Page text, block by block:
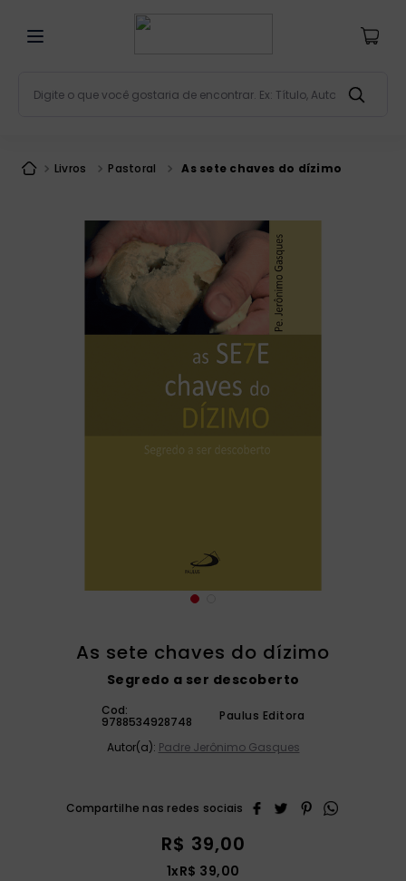
Livros Pastoral As sete chaves do dízimo
As sete chaves do dízimo
Segredo a ser descoberto
Cod:
9788534928748 Paulus Editora
Autor(a): Padre Jerônimo Gasques
R$ 39,00
1xR$ 39,00
são miguel
terço
bíblia jerusalém
bíblia ave maria